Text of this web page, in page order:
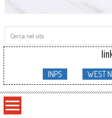
INPS WEST